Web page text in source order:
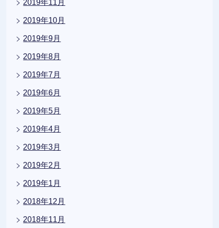
2019年11月
2019年10月
2019年9月
2019年8月
2019年7月
2019年6月
2019年5月
2019年4月
2019年3月
2019年2月
2019年1月
2018年12月
2018年11月